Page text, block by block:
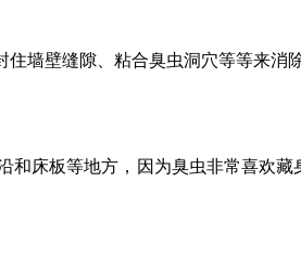
墙壁缝隙、粘合臭虫洞穴等等来消除
和床板等地方，因为臭虫非常喜欢